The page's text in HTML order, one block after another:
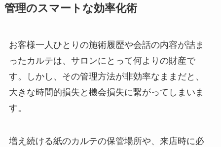
管理のスマートな効率化術
お客様一人ひとりの施術履歴や会話の内容が詰ま
ったカルテは、サロンにとって何よりの財産で
す。しかし、その管理方法が非効率なままだと、
大きな時間的損失と機会損失に繋がってしまいま
す。
増え続ける紙のカルテの保管場所や、来店時に必